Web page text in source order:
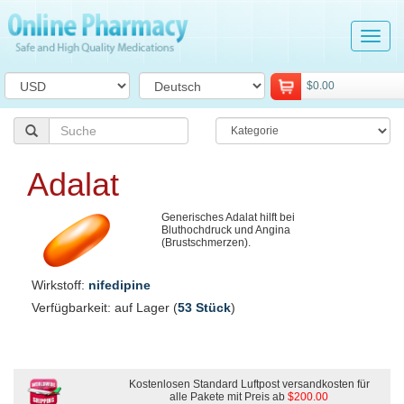
$0.00
Adalat
Generisches Adalat hilft bei
Bluthochdruck und Angina
(Brustschmerzen).
Wirkstoff: nifedipine
Verfügbarkeit: auf Lager (53 Stück)
Kostenlosen Standard Luftpost versandkosten für
alle Pakete mit Preis ab$200.00